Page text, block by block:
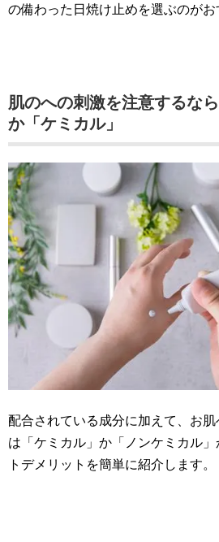
の備わった日焼け止めを選ぶのがお
肌のへの刺激を注意するな
か「ケミカル」
配合されている成分に加えて、お
は「ケミカル」か「ノンケミカル
トデメリットを簡単に紹介します。